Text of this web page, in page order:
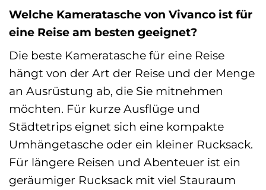
Welche Kameratasche von Vivanco ist für
eine Reise am besten geeignet?
Die beste Kameratasche für eine Reise
hängt von der Art der Reise und der Menge
an Ausrüstung ab, die Sie mitnehmen
möchten. Für kurze Ausflüge und
Städtetrips eignet sich eine kompakte
Umhängetasche oder ein kleiner Rucksack.
Für längere Reisen und Abenteuer ist ein
geräumiger Rucksack mit viel Stauraum